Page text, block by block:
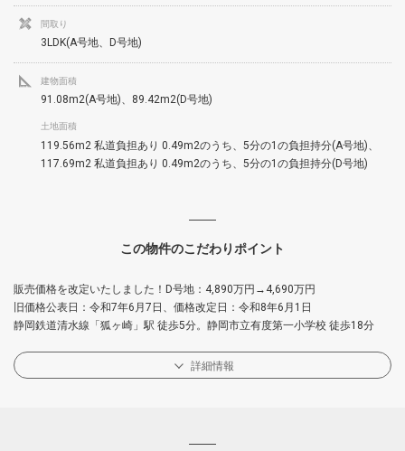
間取り
3LDK(A号地、D号地)
建物面積
91.08m2(A号地)、89.42m2(D号地)
土地面積
119.56m2 私道負担あり 0.49m2のうち、5分の1の負担持分(A号地)、
117.69m2 私道負担あり 0.49m2のうち、5分の1の負担持分(D号地)
この物件のこだわりポイント
販売価格を改定いたしました！D号地：4,890万円→4,690万円
旧価格公表日：令和7年6月7日、価格改定日：令和8年6月1日
静岡鉄道清水線「狐ヶ崎」駅 徒歩5分。静岡市立有度第一小学校 徒歩18分
詳細情報